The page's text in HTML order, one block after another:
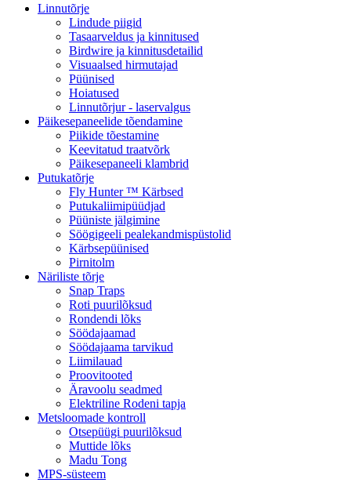
Linnutõrje
Lindude piigid
Tasaarveldus ja kinnitused
Birdwire ja kinnitusdetailid
Visuaalsed hirmutajad
Püünised
Hoiatused
Linnutõrjur - laservalgus
Päikesepaneelide tõendamine
Piikide tõestamine
Keevitatud traatvõrk
Päikesepaneeli klambrid
Putukatõrje
Fly Hunter ™ Kärbsed
Putukaliimipüüdjad
Püüniste jälgimine
Söögigeeli pealekandmispüstolid
Kärbsepüünised
Pirnitolm
Näriliste tõrje
Snap Traps
Roti puurilõksud
Rondendi lõks
Söödajaamad
Söödajaama tarvikud
Liimilauad
Proovitooted
Äravoolu seadmed
Elektriline Rodeni tapja
Metsloomade kontroll
Otsepüügi puurilõksud
Muttide lõks
Madu Tong
MPS-süsteem